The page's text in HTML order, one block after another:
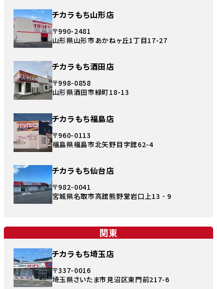
チカラもち山形店
〒990-2481
山形県山形市あかねヶ丘1丁目17-27
チカラもち酒田店
〒998-0858
山形県酒田市緑町18-13
チカラもち福島店
〒960-0113
福島県福島市北矢野目字舘62-4
チカラもち仙台店
〒982-0041
宮城県名取市高舘熊野堂岩口上13‐9
関東
チカラもち埼玉店
〒337-0016
埼玉県さいたま市見沼区東門前217-6